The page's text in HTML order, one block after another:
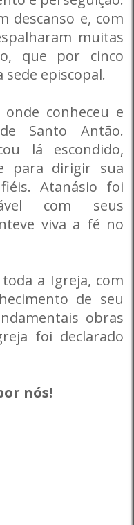
descanso e, com
muitas
que por cinco
episcopal.
onde conheceu e
Santo Antão.
lá escondido,
para dirigir sua
Atanásio foi
com seus
viva a fé no
a Igreja, com
de seu
obras
foi declarado
nós!